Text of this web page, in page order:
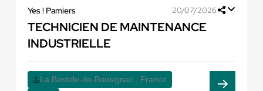
Yes ! Pamiers 20/07/2026
TECHNICIEN DE MAINTENANCE
INDUSTRIELLE
La Bastide-de-Bousignac , France